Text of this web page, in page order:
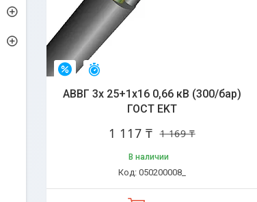
–4%
АВВГ 3х 25+1х16 0,66 кВ (300/бар)
ГОСТ EKT
1 169 ₸
1 117 ₸
В наличии
050200008_